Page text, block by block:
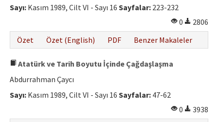
Sayı: Kasım 1989, Cilt VI - Sayı 16 Sayfalar: 223-232
0
2806
Özet
Özet (English) PDF Benzer Makaleler
Atatürk ve Tarih Boyutu İçinde Çağdaşlaşma
Abdurrahman Çaycı
Sayı: Kasım 1989, Cilt VI - Sayı 16 Sayfalar: 47-62
0
3938